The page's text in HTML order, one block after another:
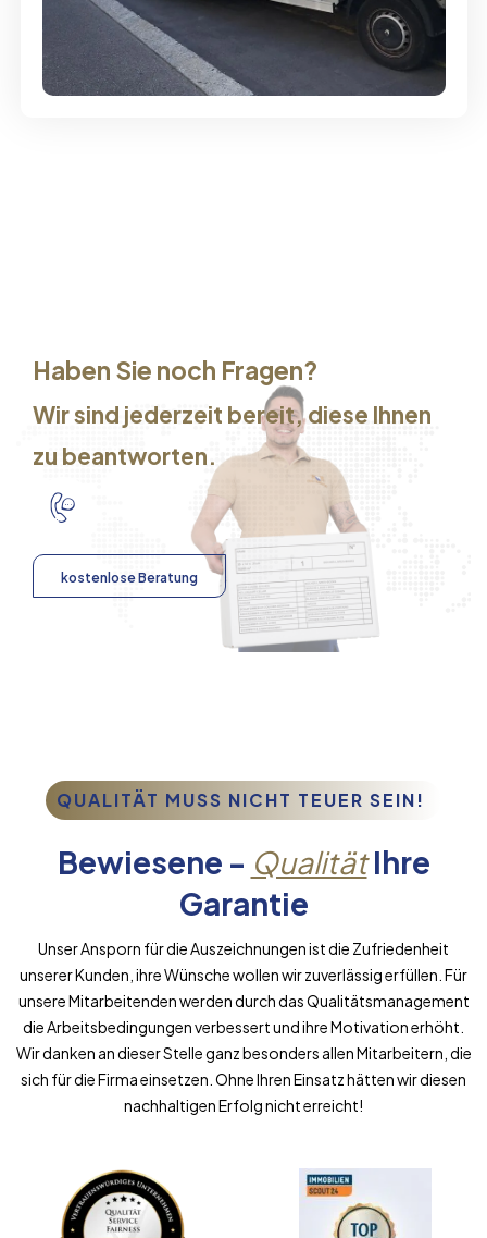
Günstige Umzüge - Hervorragender
Service
Haben Sie noch Fragen?
Wir sind jederzeit bereit, diese Ihnen
zu beantworten.
kostenlose Beratung
QUALITÄT MUSS NICHT TEUER SEIN!
Bewiesene - QualitätIhre
Garantie
Unser Ansporn für die Auszeichnungen ist die Zufriedenheit
unserer Kunden, ihre Wünsche wollen wir zuverlässig erfüllen. Für
unsere Mitarbeitenden werden durch das Qualitätsmanagement
die Arbeitsbedingungen verbessert und ihre Motivation erhöht.
Wir danken an dieser Stelle ganz besonders allen Mitarbeitern, die
sich für die Firma einsetzen. Ohne Ihren Einsatz hätten wir diesen
nachhaltigen Erfolg nicht erreicht!